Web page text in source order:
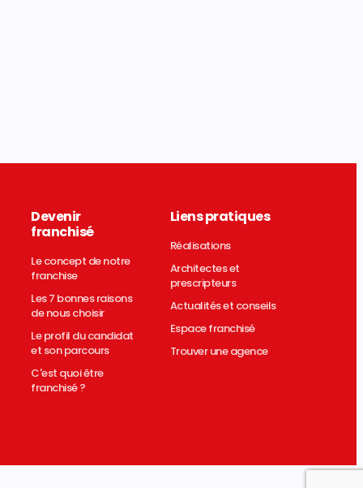
Devenir
franchisé
Le concept de notre
franchise
Les 7 bonnes raisons
de nous choisir
Le profil du candidat
et son parcours
C'est quoi être
franchisé ?
Liens pratiques
Réalisations
Architectes et
prescripteurs
Actualités et conseils
Espace franchisé
Trouver une agence